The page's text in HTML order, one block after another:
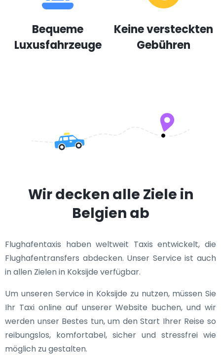
Bequeme
Luxusfahrzeuge
Keine versteckten
Gebühren
Wir decken alle Ziele in
Belgien ab
Flughafentaxis haben weltweit Taxis entwickelt, die
Flughafentransfers abdecken. Unser Service ist auch
in allen Zielen in Koksijde verfügbar.
Um unseren Service in Koksijde zu nutzen, müssen Sie
Ihr Taxi online auf unserer Website buchen, und wir
werden unser Bestes tun, um den Start Ihrer Reise so
reibungslos, komfortabel, sicher und stressfrei wie
möglich zu gestalten.